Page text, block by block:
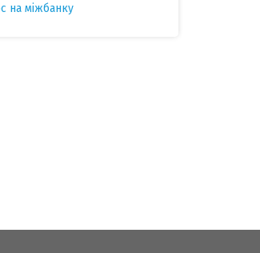
на міжбанку